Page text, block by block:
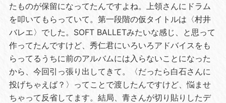
たものが保留になってたんですよね。上領さんにドラム
を叩いてもらっていて。第一段階の仮タイトルは〈村井
バレエ〉でした。SOFT BALLETみたいな感じ、と思って
作ってたんですけど、秀仁君にいろいろアドバイスをも
らってるうちに前のアルバムには入らないことになった
から、今回引っ張り出してきて。〈だったら白石さんに
投げちゃえば？〉ってことで渡したんですけど、悩ませ
ちゃって反省してます。結局、青さんが切り貼りしたデ